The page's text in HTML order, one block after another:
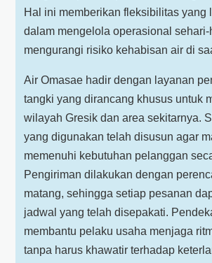
Hal ini memberikan fleksibilitas yang
dalam mengelola operasional
mengurangi risiko kehabisan air di
Air Omasae hadir dengan layanan
tangki yang dirancang khusus untuk
wilayah Gresik dan area sekitarnya.
yang digunakan telah disusun agar
memenuhi kebutuhan pelanggan
Pengiriman dilakukan dengan
matang, sehingga setiap pesanan
jadwal yang telah disepakati.
membantu pelaku usaha menjaga
tanpa harus khawatir terhadap